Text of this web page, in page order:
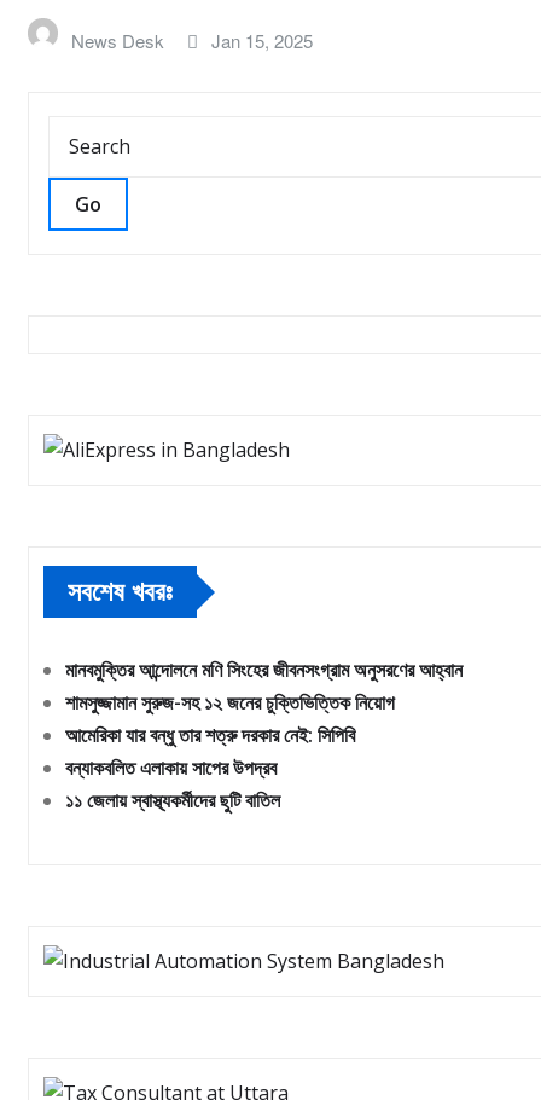
News Desk Jan 15, 2025
Go
সবশেষ খবরঃ
মানবমুক্তির আন্দোলনে মণি সিংহের জীবনসংগ্রাম অনুসরণের আহ্বান
শামসুজ্জামান সুরুজ-সহ ১২ জনের চুক্তিভিত্তিক নিয়োগ
আমেরিকা যার বন্ধু তার শত্রু দরকার নেই: সিপিবি
বন্যাকবলিত এলাকায় সাপের উপদ্রব
১১ জেলায় স্বাস্থ্যকর্মীদের ছুটি বাতিল